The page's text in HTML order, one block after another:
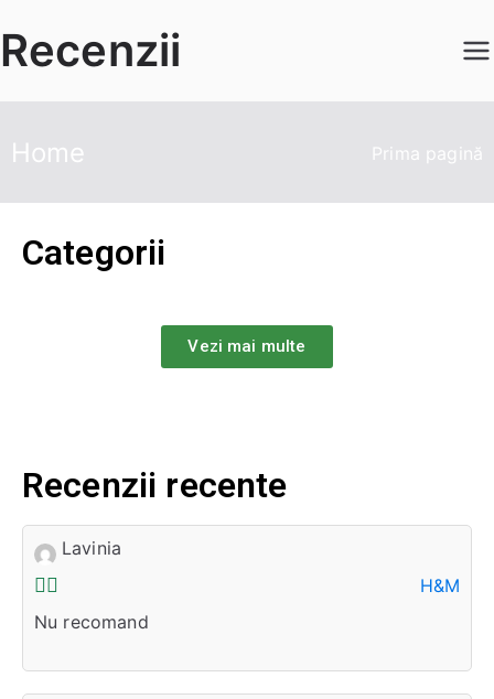
Recenzii
Home Prima pagină
Categorii
Vezi mai multe
Recenzii recente
Lavinia
H&M
Nu recomand